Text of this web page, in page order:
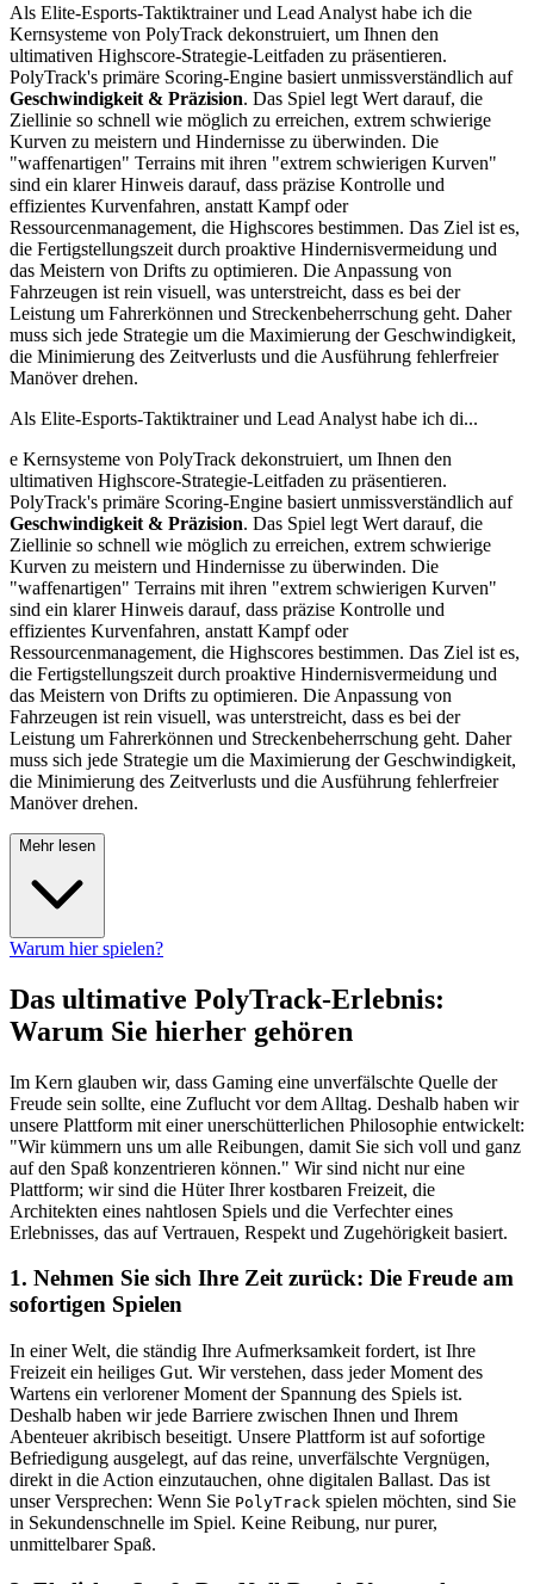
Als Elite-Esports-Taktiktrainer und Lead Analyst habe ich die
Kernsysteme von PolyTrack dekonstruiert, um Ihnen den
ultimativen Highscore-Strategie-Leitfaden zu präsentieren.
PolyTrack's primäre Scoring-Engine basiert unmissverständlich auf
Geschwindigkeit & Präzision. Das Spiel legt Wert darauf, die
Ziellinie so schnell wie möglich zu erreichen, extrem schwierige
Kurven zu meistern und Hindernisse zu überwinden. Die
"waffenartigen" Terrains mit ihren "extrem schwierigen Kurven"
sind ein klarer Hinweis darauf, dass präzise Kontrolle und
effizientes Kurvenfahren, anstatt Kampf oder
Ressourcenmanagement, die Highscores bestimmen. Das Ziel ist es,
die Fertigstellungszeit durch proaktive Hindernisvermeidung und
das Meistern von Drifts zu optimieren. Die Anpassung von
Fahrzeugen ist rein visuell, was unterstreicht, dass es bei der
Leistung um Fahrerkönnen und Streckenbeherrschung geht. Daher
muss sich jede Strategie um die Maximierung der Geschwindigkeit,
die Minimierung des Zeitverlusts und die Ausführung fehlerfreier
Manöver drehen.
Als Elite-Esports-Taktiktrainer und Lead Analyst habe ich di...
e Kernsysteme von PolyTrack dekonstruiert, um Ihnen den
ultimativen Highscore-Strategie-Leitfaden zu präsentieren.
PolyTrack's primäre Scoring-Engine basiert unmissverständlich auf
Geschwindigkeit & Präzision. Das Spiel legt Wert darauf, die
Ziellinie so schnell wie möglich zu erreichen, extrem schwierige
Kurven zu meistern und Hindernisse zu überwinden. Die
"waffenartigen" Terrains mit ihren "extrem schwierigen Kurven"
sind ein klarer Hinweis darauf, dass präzise Kontrolle und
effizientes Kurvenfahren, anstatt Kampf oder
Ressourcenmanagement, die Highscores bestimmen. Das Ziel ist es,
die Fertigstellungszeit durch proaktive Hindernisvermeidung und
das Meistern von Drifts zu optimieren. Die Anpassung von
Fahrzeugen ist rein visuell, was unterstreicht, dass es bei der
Leistung um Fahrerkönnen und Streckenbeherrschung geht. Daher
muss sich jede Strategie um die Maximierung der Geschwindigkeit,
die Minimierung des Zeitverlusts und die Ausführung fehlerfreier
Manöver drehen.
Mehr lesen
Warum hier spielen?
Das ultimative PolyTrack-Erlebnis:
Warum Sie hierher gehören
Im Kern glauben wir, dass Gaming eine unverfälschte Quelle der
Freude sein sollte, eine Zuflucht vor dem Alltag. Deshalb haben wir
unsere Plattform mit einer unerschütterlichen Philosophie entwickelt:
"Wir kümmern uns um alle Reibungen, damit Sie sich voll und ganz
auf den Spaß konzentrieren können." Wir sind nicht nur eine
Plattform; wir sind die Hüter Ihrer kostbaren Freizeit, die
Architekten eines nahtlosen Spiels und die Verfechter eines
Erlebnisses, das auf Vertrauen, Respekt und Zugehörigkeit basiert.
1. Nehmen Sie sich Ihre Zeit zurück: Die Freude am
sofortigen Spielen
In einer Welt, die ständig Ihre Aufmerksamkeit fordert, ist Ihre
Freizeit ein heiliges Gut. Wir verstehen, dass jeder Moment des
Wartens ein verlorener Moment der Spannung des Spiels ist.
Deshalb haben wir jede Barriere zwischen Ihnen und Ihrem
Abenteuer akribisch beseitigt. Unsere Plattform ist auf sofortige
Befriedigung ausgelegt, auf das reine, unverfälschte Vergnügen,
direkt in die Action einzutauchen, ohne digitalen Ballast. Das ist
unser Versprechen: Wenn Sie PolyTrack spielen möchten, sind Sie
in Sekundenschnelle im Spiel. Keine Reibung, nur purer,
unmittelbarer Spaß.